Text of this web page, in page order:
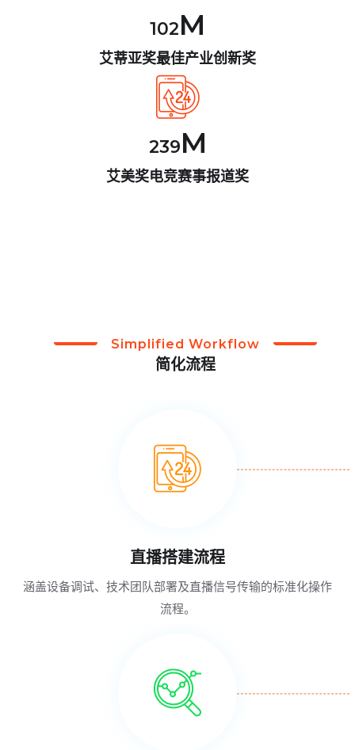
102M
艾蒂亚奖最佳产业创新奖
239M
艾美奖电竞赛事报道奖
Simplified Workflow
简化流程
直播搭建流程
涵盖设备调试、技术团队部署及直播信号传输的标准化操作
流程。